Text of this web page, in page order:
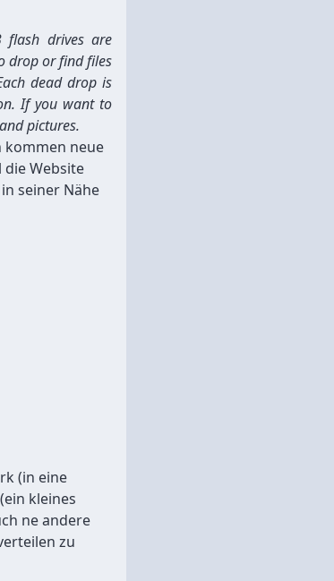
flash drives are
drop or find files
dead drop is
If you want to
pictures.
kommen neue
Website
seiner Nähe
(in eine
kleines
ne andere
zu